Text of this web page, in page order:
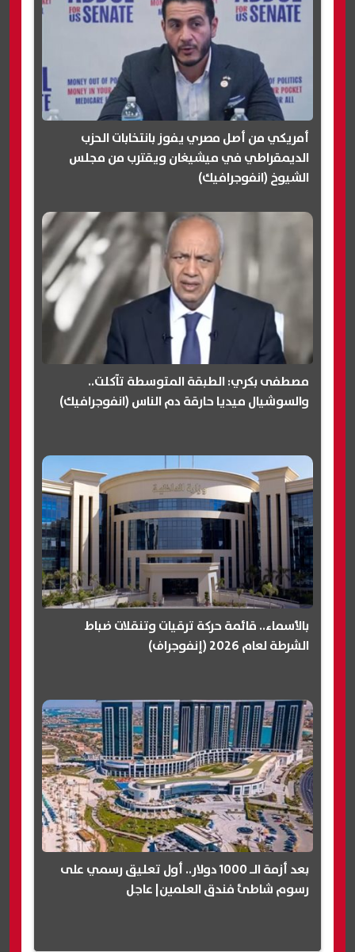
أمريكي من أصل مصري يفوز بانتخابات الحزب
الديمقراطي في ميشيغان ويقترب من مجلس
الشيوخ (انفوجرافيك)
مصطفى بكري: الطبقة المتوسطة تآكلت..
والسوشيال ميديا حارقة دم الناس (انفوجرافيك)
بالأسماء.. قائمة حركة ترقيات وتنقلات ضباط
الشرطة لعام 2026 (إنفوجراف)
بعد أزمة الـ 1000 دولار.. أول تعليق رسمي على
رسوم شاطئ فندق العلمين| عاجل